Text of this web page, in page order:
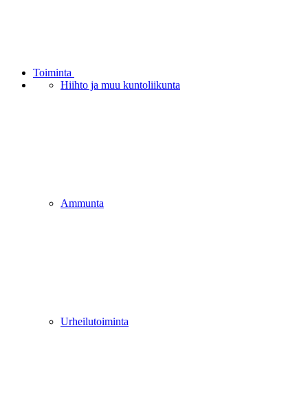
Toiminta
Hiihto ja muu kuntoliikunta
Ammunta
Urheilutoiminta